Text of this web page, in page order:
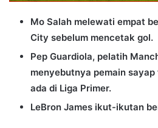
Mo Salah melewati empat
City sebelum mencetak gol.
Pep Guardiola, pelatih
menyebutnya pemain
ada di Liga Primer.
LeBron James ikut-ikutan